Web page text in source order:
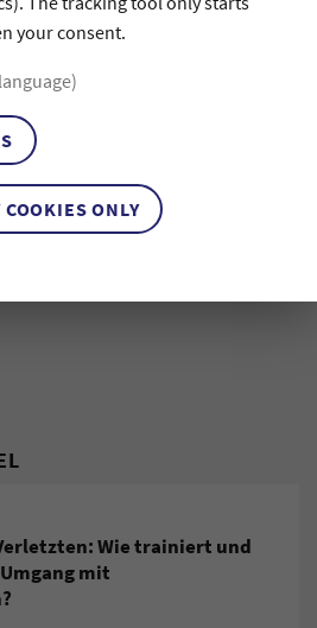
your consent.
COOKIES ONLY
Wie trainiert und
mit